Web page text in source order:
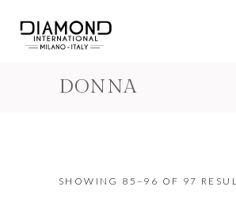
DONNA
SHOWING 85–96 OF 97